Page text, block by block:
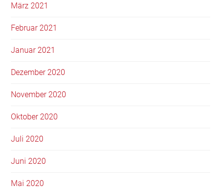
März 2021
Februar 2021
Januar 2021
Dezember 2020
November 2020
Oktober 2020
Juli 2020
Juni 2020
Mai 2020